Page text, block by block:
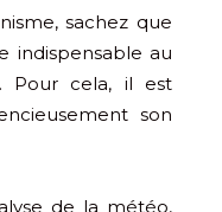
sachez que
indispensable au
Pour cela, il est
son
de la météo,